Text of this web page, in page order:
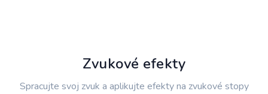
Zvukové efekty
Spracujte svoj zvuk a aplikujte efekty na zvukové stopy